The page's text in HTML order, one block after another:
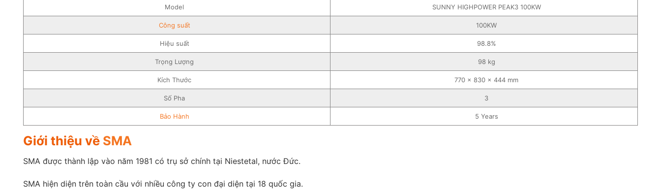
Model SUNNY HIGHPOWER PEAK3 100KW
Công suất 100KW
Hiệu suất 98.8%
Trọng Lượng 98 kg
Kích Thước 770 x 830 x 444 mm
Số Pha 3
Bảo Hành 5 Years
Giới thiệu về SMA
SMA được thành lập vào năm 1981 có trụ sở chính tại Niestetal, nước Đức.
SMA hiện diện trên toàn cầu với nhiều công ty con đại diện tại 18 quốc gia.